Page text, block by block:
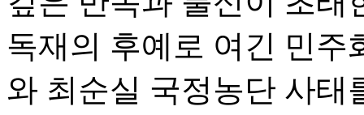
독재의 후예로 여긴 민주
와 최순실 국정농단 사태